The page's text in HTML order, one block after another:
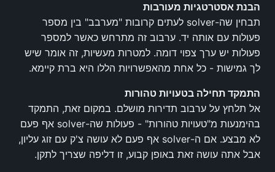
הבנת אסטרטגיות מעורבות
תבחין שה-solver לעתים קרובות "מערבב" בין מספר
פעולות עם אותה יד. ערבוב זה מתרחש כאשר למספר
פעולות יש ערך צפוי דומה. למטרות מעשיות, זה אומר שיש
לך גמישות - כל אחת מהאפשרויות הללו היא ברת קיימא.
התמקד תחילה בטעויות טהורות
אל תלחץ על ערבוב תדירות מושלם. במקום זאת, התמקד
בהימנעות מ"טעויות טהורות" - פעולות שה-solver אף פעם
לא מבצע. אם ה-solver אף פעם לא עושה צ'ק עם זוג עליון,
אבל אתה עושה זאת באופן קבוע, זו דליפה שצריך לתקן.